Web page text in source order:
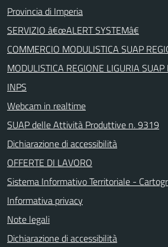
Provincia di Imperia
SERVIZIO â€œALERT SYSTEMâ€
COMMERCIO MODULISTICA SUAP
MODULISTICA REGIONE LIGURIA SUAP
INPS
Webcam in realtime
SUAP delle Attività Produttive n. 9319
Dichiarazione di accessibilità
OFFERTE DI LAVORO
Sistema Informativo Territoriale -
Informativa privacy
Note legali
Dichiarazione di accessibilità